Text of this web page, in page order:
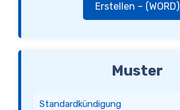
Erstellen – (WORD)
Muster
Standardkündigung